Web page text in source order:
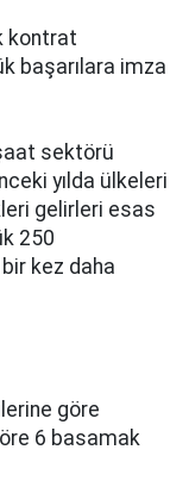
kontrat
başarılara imza
sektörü
yılda ülkeleri
gelirleri esas
250
kez daha
göre
6 basamak